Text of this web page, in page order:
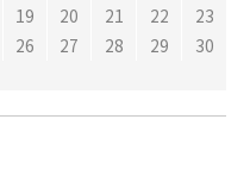
19 20 21 22
23
26 27 28 29
30